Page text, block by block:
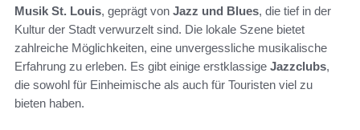
Musik St. Louis, geprägt von Jazz und Blues, die tief in der
Kultur der Stadt verwurzelt sind. Die lokale Szene bietet
zahlreiche Möglichkeiten, eine unvergessliche musikalische
Erfahrung zu erleben. Es gibt einige erstklassige Jazzclubs,
die sowohl für Einheimische als auch für Touristen viel zu
bieten haben.